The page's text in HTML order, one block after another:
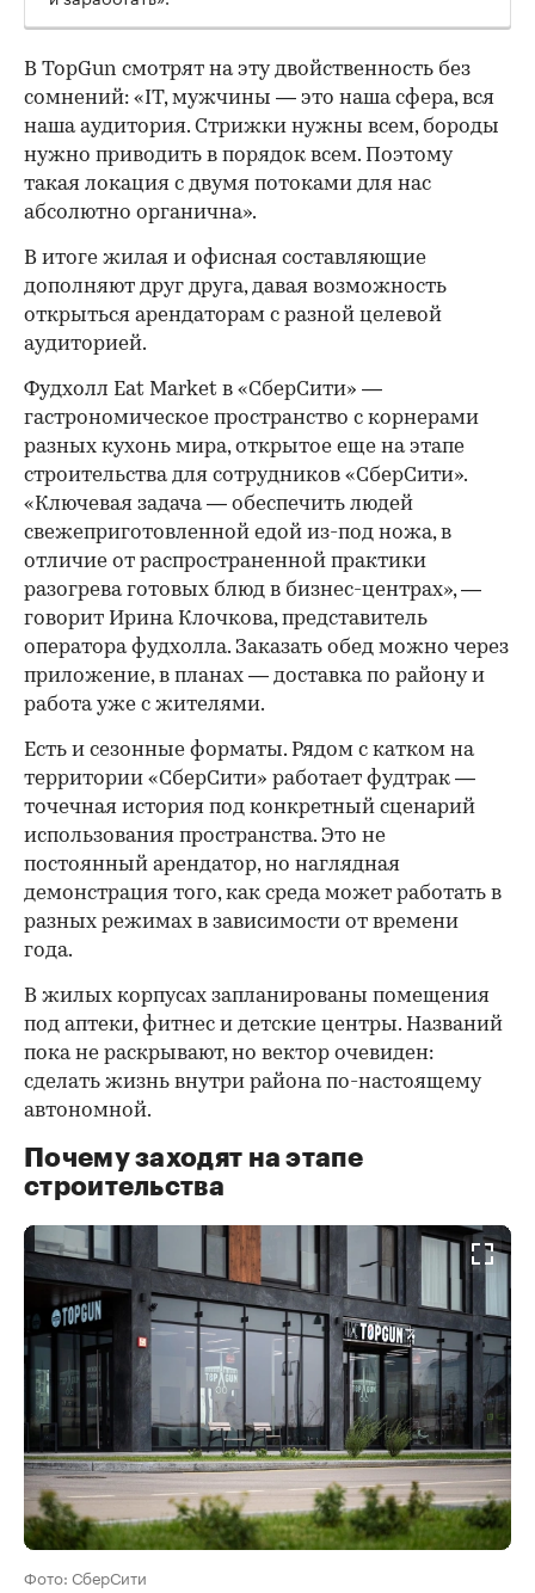
В TopGun смотрят на эту двойственность без
сомнений: «IT, мужчины — это наша сфера, вся
наша аудитория. Стрижки нужны всем, бороды
нужно приводить в порядок всем. Поэтому
такая локация с двумя потоками для нас
абсолютно органична».
В итоге жилая и офисная составляющие
дополняют друг друга, давая возможность
открыться арендаторам с разной целевой
аудиторией.
Фудхолл Eat Market в «СберСити» —
гастрономическое пространство с корнерами
разных кухонь мира, открытое еще на этапе
строительства для сотрудников «СберСити».
«Ключевая задача — обеспечить людей
свежеприготовленной едой из-под ножа, в
отличие от распространенной практики
разогрева готовых блюд в бизнес-центрах», —
говорит Ирина Клочкова, представитель
оператора фудхолла. Заказать обед можно через
приложение, в планах — доставка по району и
работа уже с жителями.
Есть и сезонные форматы. Рядом с катком на
территории «СберСити» работает фудтрак —
точечная история под конкретный сценарий
использования пространства. Это не
постоянный арендатор, но наглядная
демонстрация того, как среда может работать в
разных режимах в зависимости от времени
года.
В жилых корпусах запланированы помещения
под аптеки, фитнес и детские центры. Названий
пока не раскрывают, но вектор очевиден:
сделать жизнь внутри района по-настоящему
автономной.
Почему заходят на этапе
строительства
Фото: СберСити